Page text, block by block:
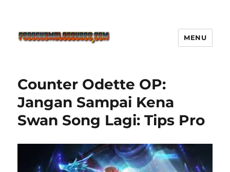
Defense Main Game Ini Pasti
Ketagihan!
MENU
Counter Odette OP:
Jangan Sampai Kena
Swan Song Lagi: Tips Pro